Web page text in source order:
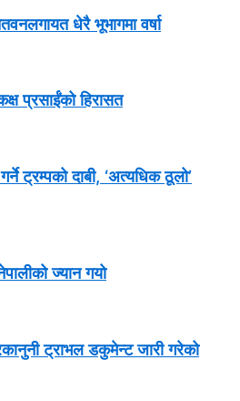
धेरै भूभागमा वर्षा
प्रसाईंको हिरासत
ट्रम्पको दाबी, ‘अत्यधिक ठूलो’
ज्यान गयो
ट्राभल डकुमेन्ट जारी गरेको